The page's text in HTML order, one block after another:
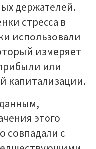
держателей.
стресса в
использовали
измеряет
или
капитализации.
этого
совпадали с